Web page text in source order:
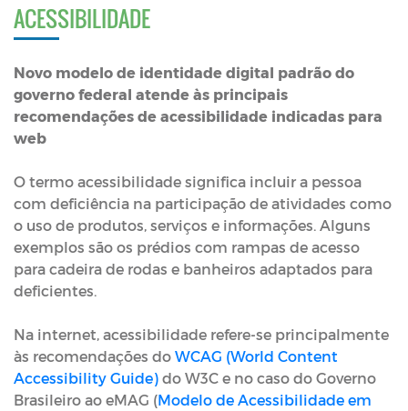
ACESSIBILIDADE
Novo modelo de identidade digital padrão do
governo federal atende às principais
recomendações de acessibilidade indicadas para
web
O termo acessibilidade significa incluir a pessoa
com deficiência na participação de atividades como
o uso de produtos, serviços e informações. Alguns
exemplos são os prédios com rampas de acesso
para cadeira de rodas e banheiros adaptados para
deficientes.
Na internet, acessibilidade refere-se principalmente
às recomendações do WCAG (World Content
Accessibility Guide) do W3C e no caso do Governo
Brasileiro ao eMAG (Modelo de Acessibilidade em